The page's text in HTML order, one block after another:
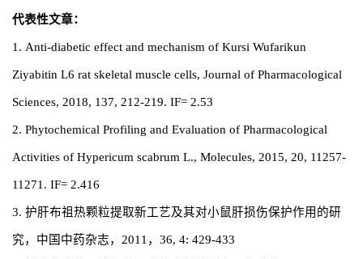
代表性文章：
1. Anti-diabetic effect and mechanism of Kursi Wufarikun
Ziyabitin L6 rat skeletal muscle cells, Journal of Pharmacological
Sciences, 2018, 137, 212-219. IF= 2.53
2. Phytochemical Profiling and Evaluation of Pharmacological
Activities of Hypericum scabrum L., Molecules, 2015, 20, 11257-
11271. IF= 2.416
3. 护肝布祖热颗粒提取新工艺及其对小鼠肝损伤保护作用的研
究，中国中药杂志，2011，36, 4: 429-433